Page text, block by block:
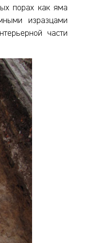
порах как яма
изразцами
части